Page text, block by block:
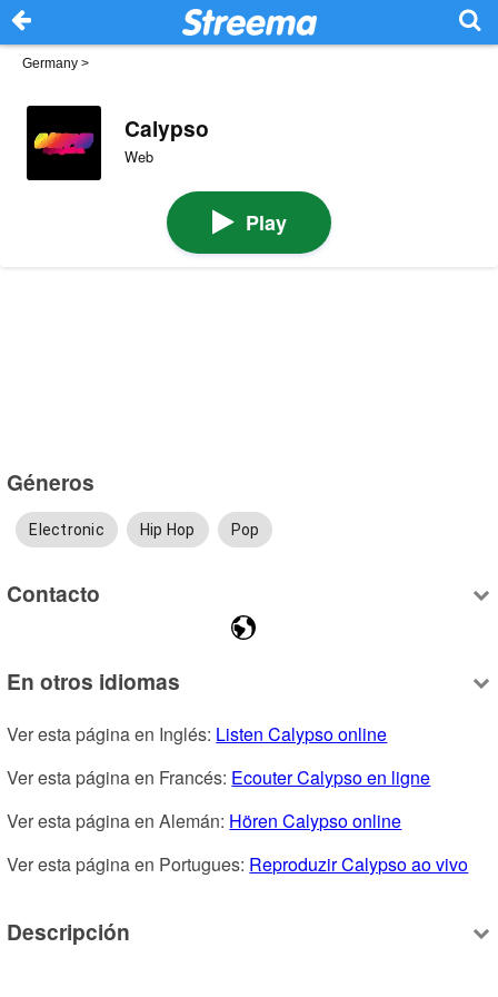
Germany >
Calypso
Web
Play
Géneros
Electronic Hip Hop Pop
Contacto
En otros idiomas
Ver esta página en Inglés: Listen Calypso online
Ver esta página en Francés: Ecouter Calypso en ligne
Ver esta página en Alemán: Hören Calypso online
Ver esta página en Portugues: Reproduzir Calypso ao vivo
Descripción